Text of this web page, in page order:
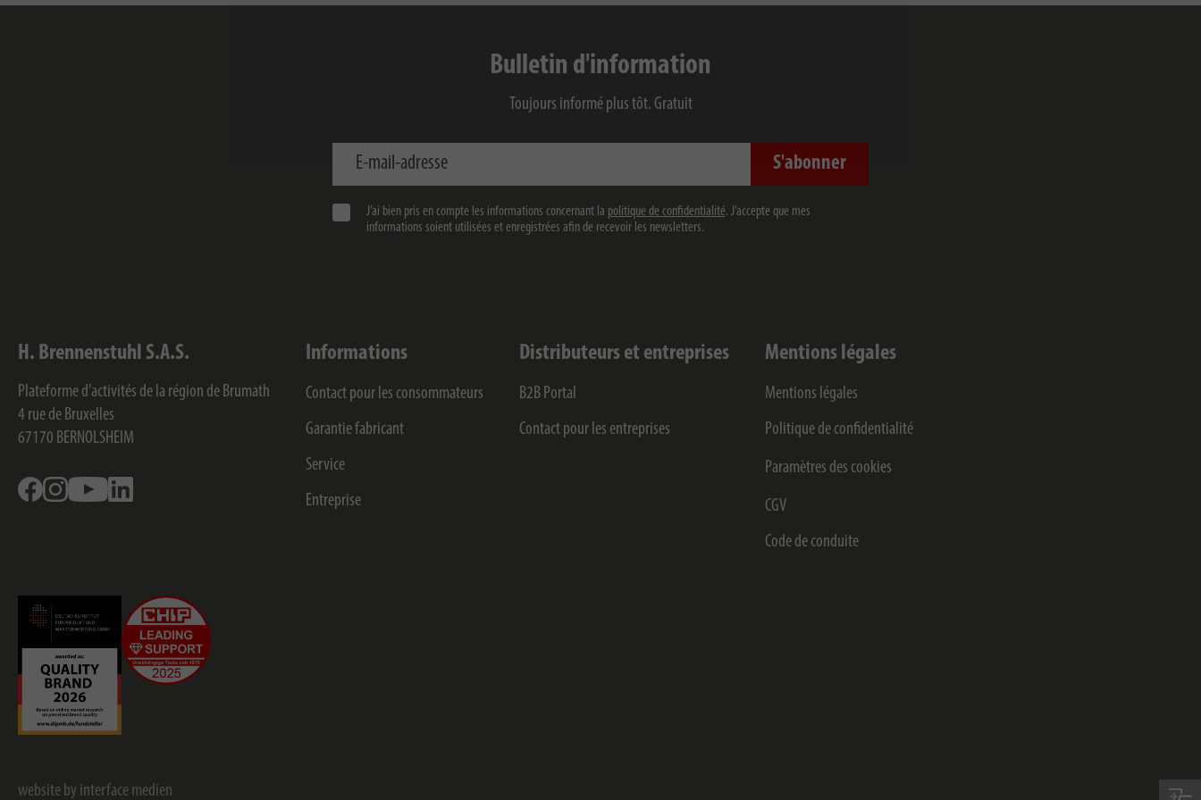
Bulletin d'information
Toujours informé plus tôt. Gratuit
E-mail-adresse S'abonner
J’ai bien pris en compte les informations concernant la politique de confidentialité. J’accepte que mes
informations soient utilisées et enregistrées afin de recevoir les newsletters.
H. Brennenstuhl S.A.S.
Plateforme d'activités de la région de Brumath
4 rue de Bruxelles
67170 BERNOLSHEIM
FacebookInstagramYoutube
Informations
Contact pour les consommateurs
Garantie fabricant
Service
Entreprise
Distributeurs et entreprises
B2B Portal
Contact pour les entreprises
Mentions légales
Mentions légales
Politique de confidentialité
Paramètres des cookies
CGV
Code de conduite
website by interface medien